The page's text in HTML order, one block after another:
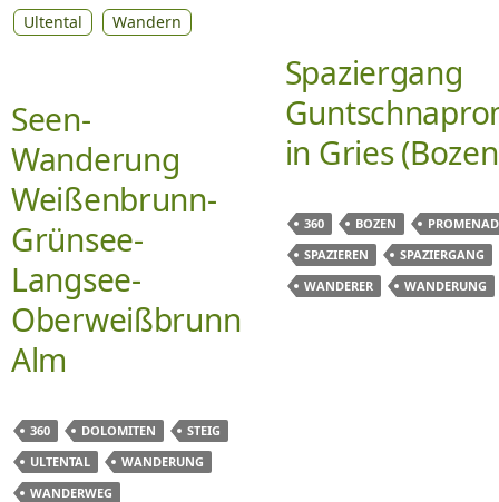
Ultental
Wandern
Seen-
Wanderung
Weißenbrunn-
Grünsee-
Langsee-
Oberweißbrunn
Alm
360 DOLOMITEN
STEIG
ULTENTAL
WANDERUNG
WANDERWEG
Spaziergang
in Gries
360 BOZEN
SPAZIEREN
SPAZIERGANG
WANDERER
WANDERUNG